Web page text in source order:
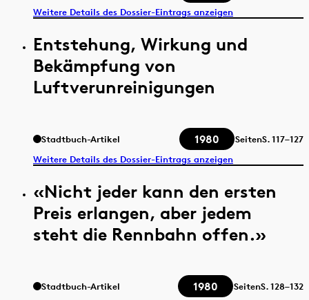
Weitere Details des Dossier-Eintrags anzeigen
Entstehung, Wirkung und
Bekämpfung von
Luftverunreinigungen
Stadtbuch-Artikel 1980 SeitenS.117–127
Weitere Details des Dossier-Eintrags anzeigen
«Nicht jeder kann den ersten
Preis erlangen, aber jedem
steht die Rennbahn offen.»
Stadtbuch-Artikel 1980 SeitenS.128–132